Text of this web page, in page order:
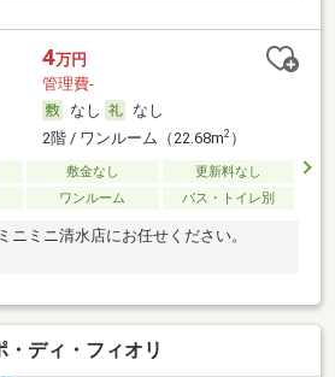
4万円
管理費-
なし
なし
2階 / ワンルーム（22.68m2）
敷金なし
更新料なし
ワンルーム バス・トイレ別
ニミニ清水店にお任せください。
・ディ・フィオリ